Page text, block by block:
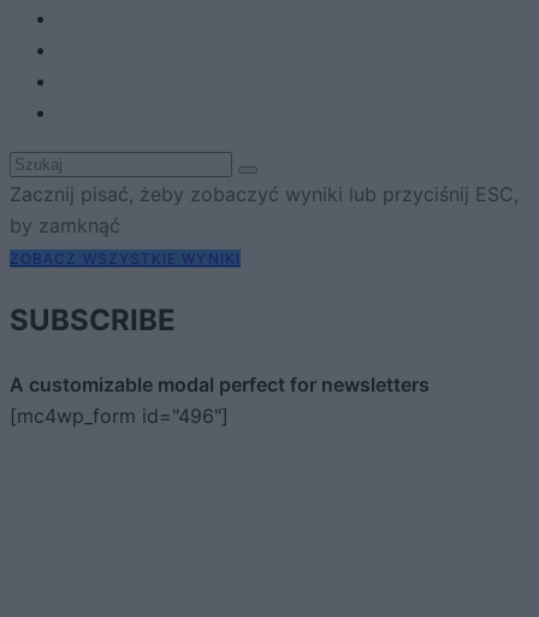
Zacznij pisać, żeby zobaczyć wyniki lub przyciśnij ESC,
by zamknąć
ZOBACZ WSZYSTKIE WYNIKI
SUBSCRIBE
A customizable modal perfect for newsletters
[mc4wp_form id="496"]